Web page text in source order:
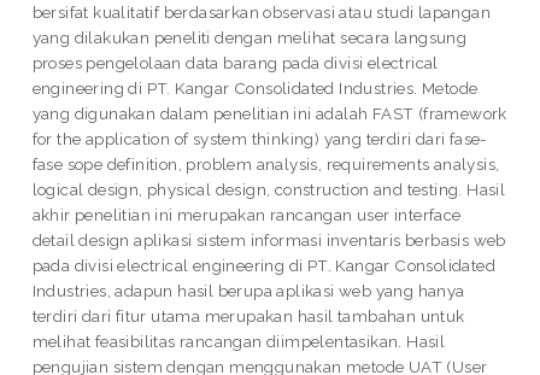
bersifat kualitatif berdasarkan observasi atau studi lapangan
yang dilakukan peneliti dengan melihat secara langsung
proses pengelolaan data barang pada divisi electrical
engineering di PT. Kangar Consolidated Industries. Metode
yang digunakan dalam penelitian ini adalah FAST (framework
for the application of system thinking) yang terdiri dari fase-
fase sope definition, problem analysis, requirements analysis,
logical design, physical design, construction and testing. Hasil
akhir penelitian ini merupakan rancangan user interface
detail design aplikasi sistem informasi inventaris berbasis web
pada divisi electrical engineering di PT. Kangar Consolidated
Industries, adapun hasil berupa aplikasi web yang hanya
terdiri dari fitur utama merupakan hasil tambahan untuk
melihat feasibilitas rancangan diimpelentasikan. Hasil
pengujian sistem dengan menggunakan metode UAT (User